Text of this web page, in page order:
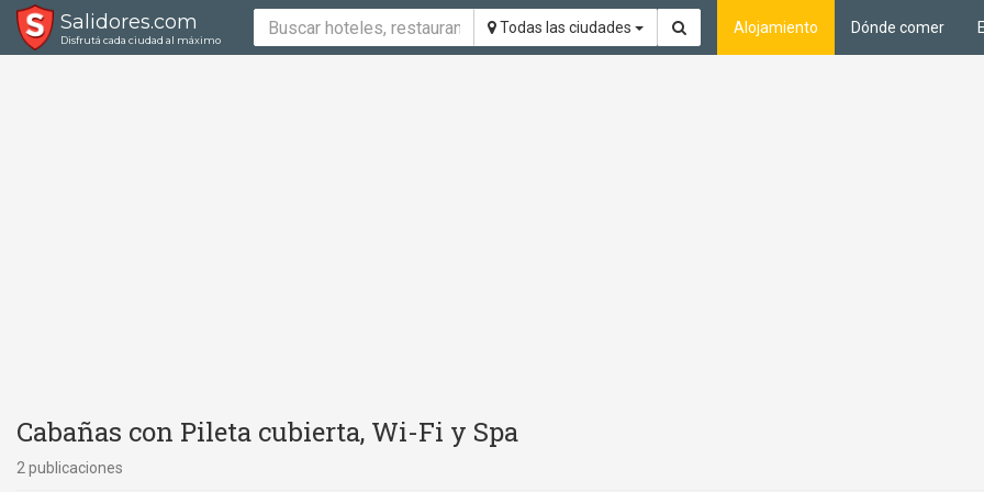
Salidores.com
Disfrutá cada ciudad al máximo
Todas las ciudades Alojamiento Dónde comer
Cabañas con Pileta cubierta, Wi-Fi y Spa
2 publicaciones